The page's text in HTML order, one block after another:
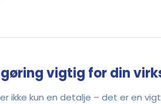
vigtig for din
ikke kun en detalje – det er en